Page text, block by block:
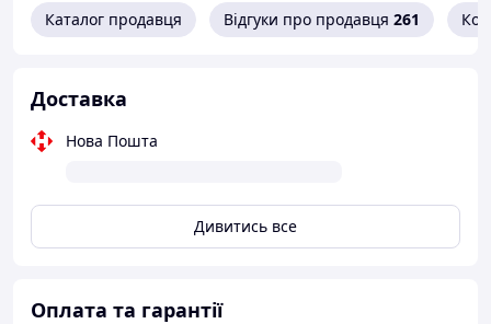
Каталог продавця Відгуки про продавця 261
Доставка
Нова Пошта
Дивитись все
Оплата та гарантії